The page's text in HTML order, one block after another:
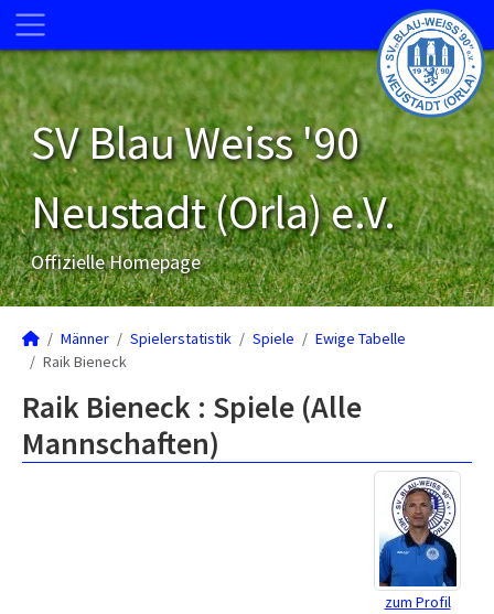
SV Blau Weiss '90
Neustadt (Orla) e.V.
Offizielle Homepage
Männer Spielerstatistik Spiele
Ewige Tabelle
Raik Bieneck
Raik Bieneck : Spiele (Alle
Mannschaften)
zum Profil